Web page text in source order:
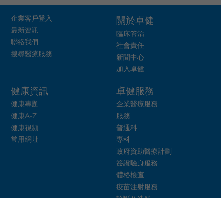
企業客戶登入
最新資訊
聯絡我們
搜尋醫療服務
關於卓健
臨床管治
社會責任
新聞中心
加入卓健
健康資訊
健康專題
健康A-Z
健康視頻
常用網址
卓健服務
企業醫療服務
服務
普通科
專科
政府資助醫療計劃
簽證驗身服務
體格檢查
疫苗注射服務